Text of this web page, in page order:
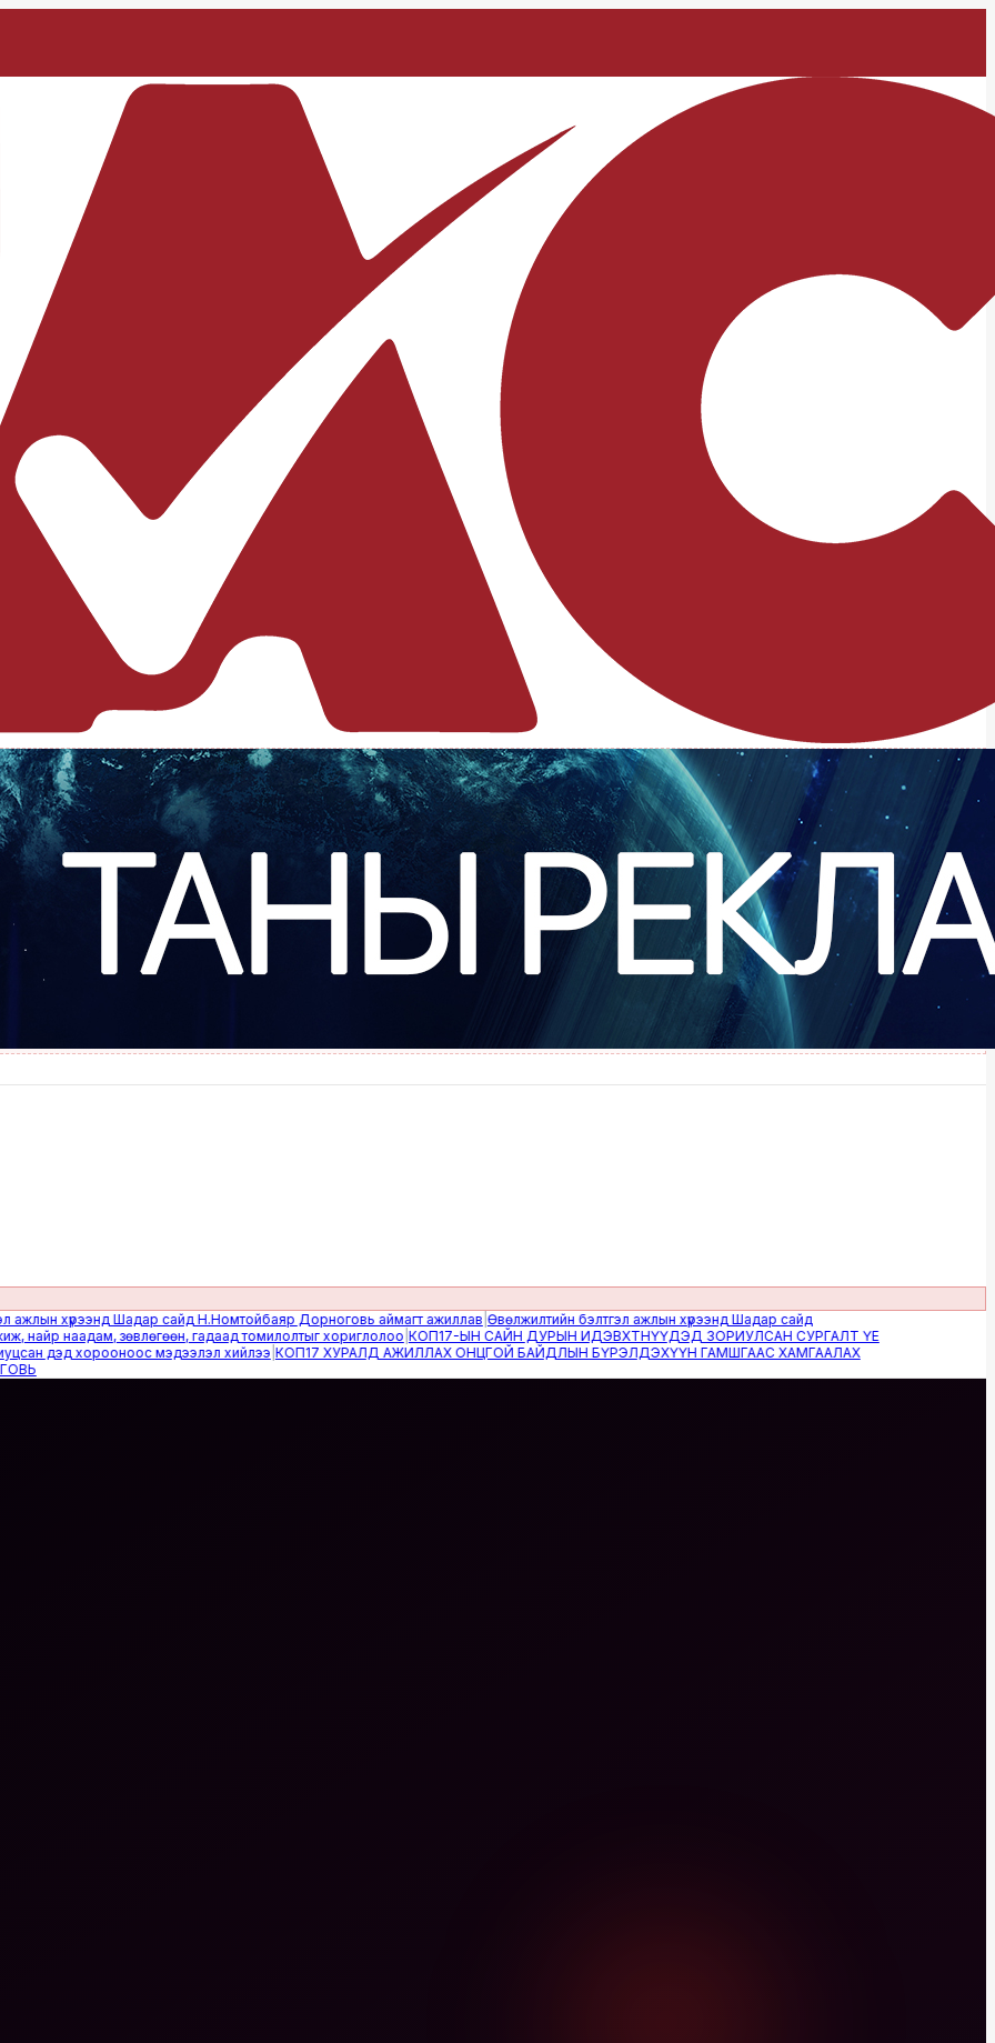
хүрээнд Шадар сайд Н.Номтойбаяр Дорноговь аймагт ажиллав|Өвөлжилтийн бэлтгэл ажлын хүрээнд Шадар сайд
наадам, зөвлөгөөн, гадаад томилолтыг хориглолоо|КОП17-ЫН САЙН ДУРЫН ИДЭВХТНҮҮДЭД ЗОРИУЛСАН СУРГАЛТ ҮЕ
дэд хорооноос мэдээлэл хийлээ|КОП17 ХУРАЛД АЖИЛЛАХ ОНЦГОЙ БАЙДЛЫН БҮРЭЛДЭХҮҮН ГАМШГААС ХАМГААЛАХ